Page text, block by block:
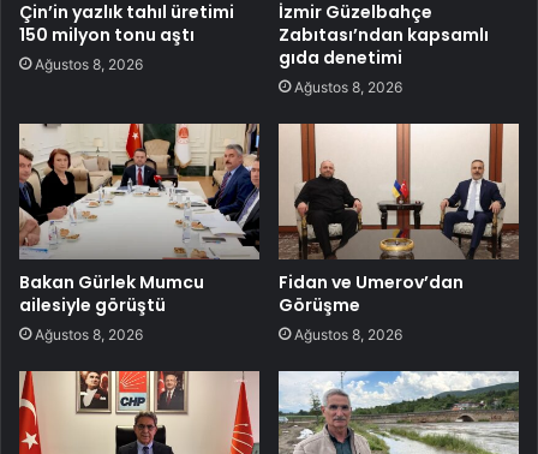
Çin’in yazlık tahıl üretimi
150 milyon tonu aştı
Ağustos 8, 2026
İzmir Güzelbahçe
Zabıtası’ndan kapsamlı
gıda denetimi
Ağustos 8, 2026
Bakan Gürlek Mumcu
ailesiyle görüştü
Ağustos 8, 2026
Fidan ve Umerov’dan
Görüşme
Ağustos 8, 2026